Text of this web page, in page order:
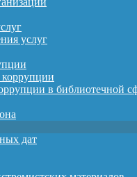
услуг
в библиотечной
дат